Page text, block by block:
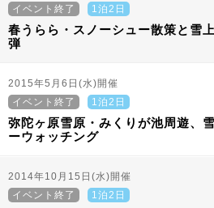
イベント終了
1泊2日
春うらら・スノーシュー散策と雪
弾
2015年5月6日(水)開催
イベント終了
1泊2日
弥陀ヶ原雪原・みくりが池周遊、
ーウォッチング
2014年10月15日(水)開催
イベント終了
1泊2日